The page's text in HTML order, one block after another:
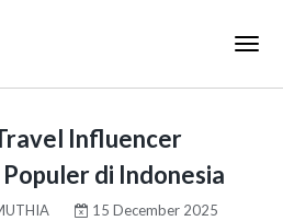
Influencer
di Indonesia
15 December 2025